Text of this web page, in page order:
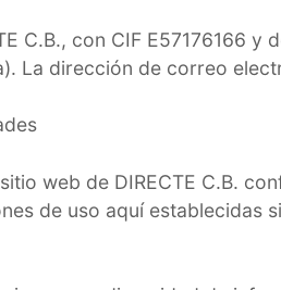
C.B., con CIF E57176166 y
La dirección de correo
web de DIRECTE C.B.
de uso aquí